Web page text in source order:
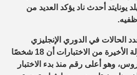
يونايتد أحدث ناد يؤكد العديد من
الحالات في الدوري الإنجليزي
الممتاز، حيث كشفت الجولة الأخيرة من الاختبارات أن 18 شخصًا
وهو أعلى رقم منذ بدء الاختبار